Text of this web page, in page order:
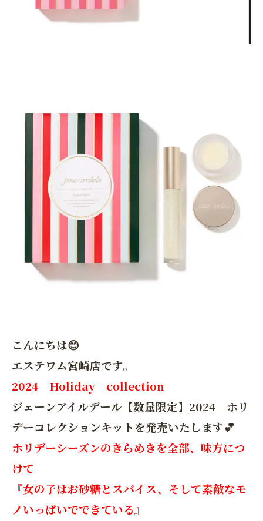
こんにちは😊
エステワム宮崎店です。
2024 Holiday collection
ジェーンアイルデール【数量限定】2024 ホリ
デーコレクションキットを発売いたします💕
ホリデーシーズンのきらめきを全部、味方につ
けて
『女の子はお砂糖とスパイス、そして素敵なモ
ノいっぱいでできている』